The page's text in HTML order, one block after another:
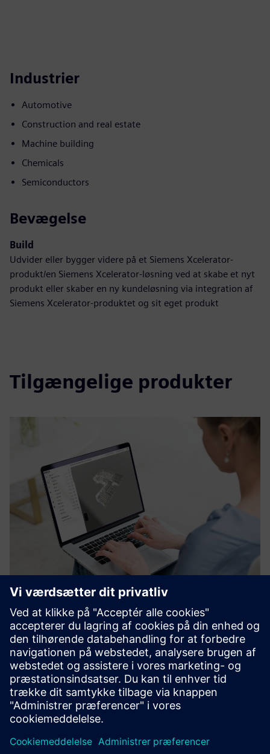
Industrier
Automotive
Construction and real estate
Machine building
Chemicals
Semiconductors
Bevægelse
Build
Udvider eller bygger videre på et Siemens Xcelerator-
produkt/en Siemens Xcelerator-løsning ved at skabe et nyt
produkt eller skaber en ny kundeløsning via integration af
Siemens Xcelerator-produktet og sit eget produkt
Tilgængelige produkter
3D Data Manager by RIIICO
RIIICO’s 3D data manager is the gateway to CAD-
compatible reality data – integrating seamlessly with
established simulation and planning workflows.
Få mere at vide